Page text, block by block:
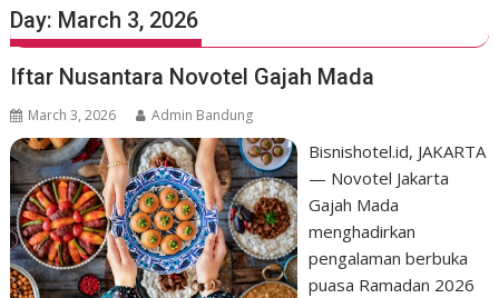
Day: March 3, 2026
Iftar Nusantara Novotel Gajah Mada
March 3, 2026 Admin Bandung
Bisnishotel.id, JAKARTA
— Novotel Jakarta
Gajah Mada
menghadirkan
pengalaman berbuka
puasa Ramadan 2026